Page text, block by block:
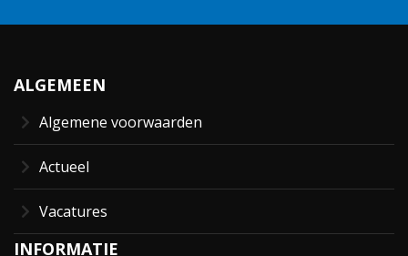
ALGEMEEN
Algemene voorwaarden
Actueel
Vacatures
INFORMATIE